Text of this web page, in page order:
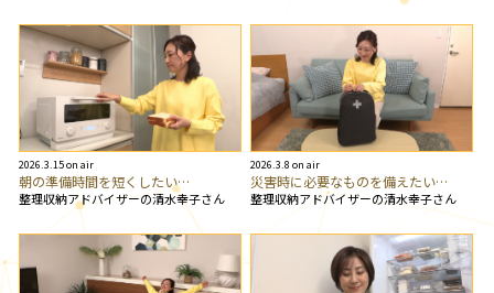
2026.3.15 on air
朝の準備時間を短くしたい…
整理収納アドバイザーの清水幸子さん
2026.3.8 on air
災害時に必要なものを備えたい…
整理収納アドバイザーの清水幸子さん